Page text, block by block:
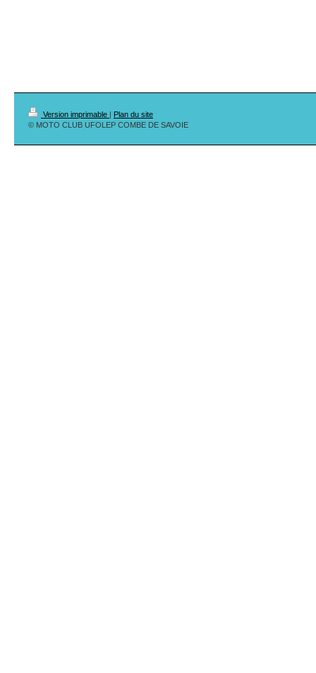
Version imprimable | Plan du site
© MOTO CLUB UFOLEP COMBE DE SAVOIE